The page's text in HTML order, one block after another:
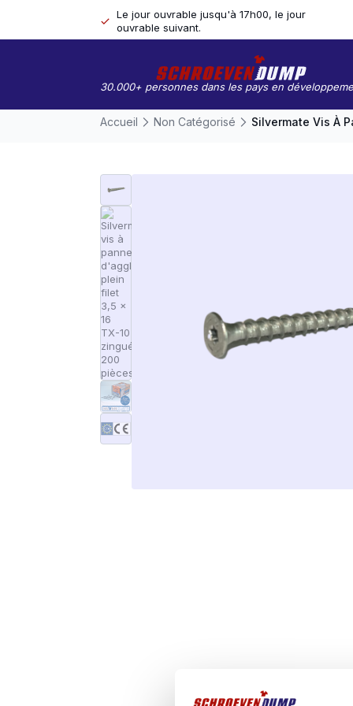
Le jour ouvrable jusqu'à 17h00, le jour
ouvrable suivant.
30.000+ personnes dans les pays en
Accueil Non Catégorisé Silvermate Vis À